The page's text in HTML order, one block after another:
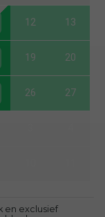
12 13
19 20
26 27
en exclusief